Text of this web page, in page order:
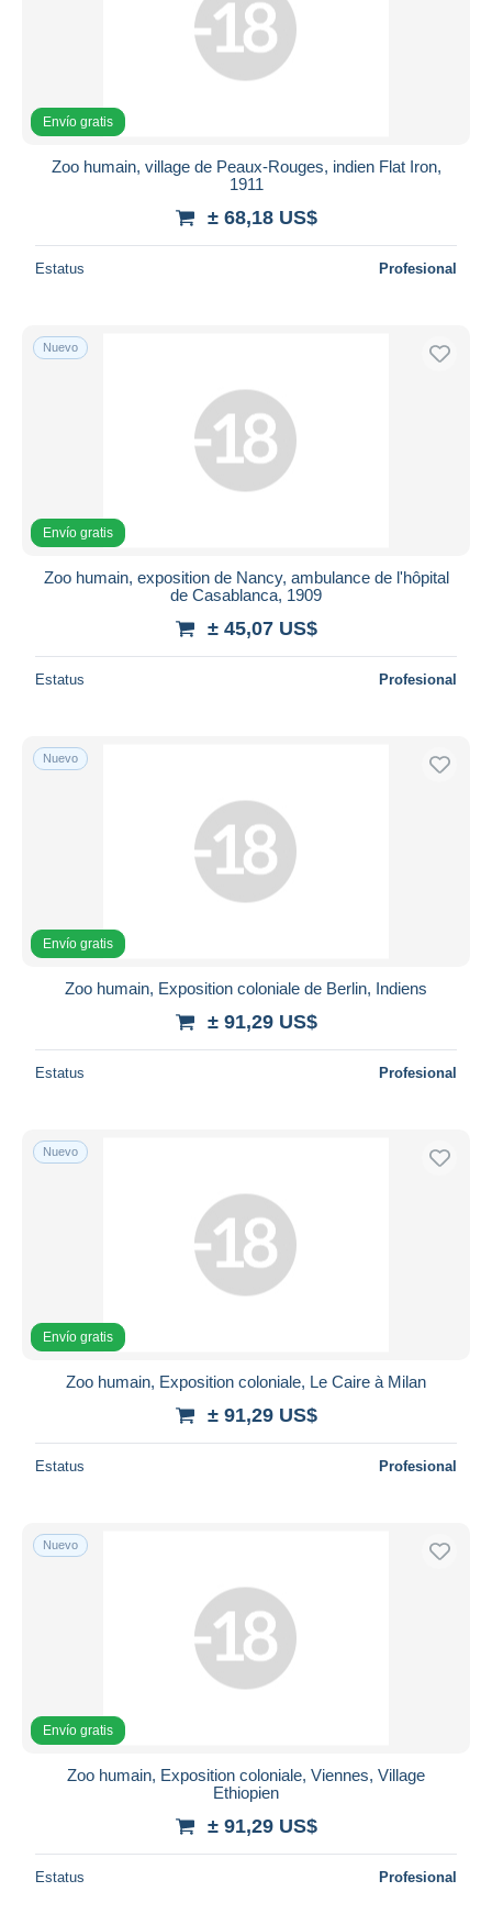
Envío gratis
Zoo humain, village de Peaux-Rouges, indien Flat Iron,
1911
± 68,18 US$
Estatus Profesional
Nuevo
Envío gratis
Zoo humain, exposition de Nancy, ambulance de l'hôpital
de Casablanca, 1909
± 45,07 US$
Estatus Profesional
Nuevo
Envío gratis
Zoo humain, Exposition coloniale de Berlin, Indiens
± 91,29 US$
Estatus Profesional
Nuevo
Envío gratis
Zoo humain, Exposition coloniale, Le Caire à Milan
± 91,29 US$
Estatus Profesional
Nuevo
Envío gratis
Zoo humain, Exposition coloniale, Viennes, Village
Ethiopien
± 91,29 US$
Estatus Profesional